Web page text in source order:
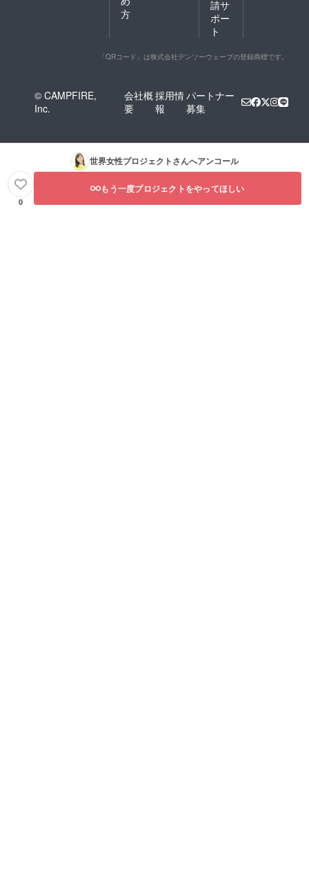
方
請サ
ポー
ト
「QRコード」は株式会社デンソーウェーブの登録商標です。
© CAMPFIRE,
Inc.
会社概
要
採用情
報
パートナー
募集
世界女性プロジェクトさんへアンコール
0
もう一度プロジェクトをやってほしい